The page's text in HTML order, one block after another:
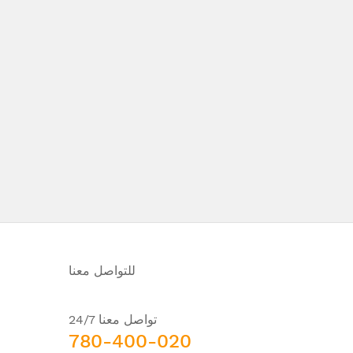
للتواصل معنا
تواصل معنا 24/7
780-400-020